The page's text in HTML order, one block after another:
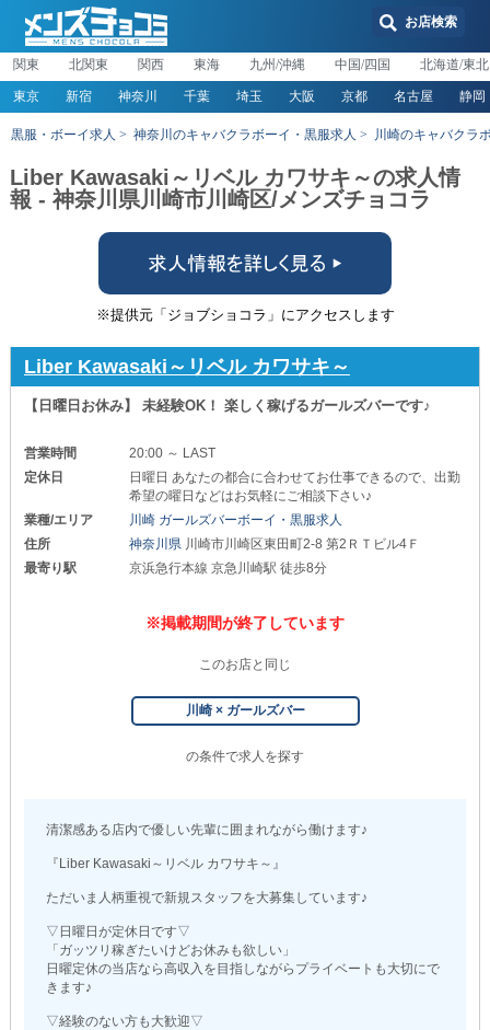
お店検索
関東 北関東 関西 東海 九州/沖縄 中国/四国 北海道/東北
東京 新宿 神奈川 千葉 埼玉 大阪 京都 名古屋 静岡
黒服・ボーイ求人 神奈川のキャバクラボーイ・黒服求人 川崎のキャバクラ
Liber Kawasaki～リベル カワサキ～の求人情
報 - 神奈川県川崎市川崎区/メンズチョコラ
※提供元「ジョブショコラ」にアクセスします
Liber Kawasaki～リベル カワサキ～
【日曜日お休み】 未経験OK！ 楽しく稼げるガールズバーです♪
営業時間
20:00 ～ LAST
定休日
日曜日 あなたの都合に合わせてお仕事できるので、出勤
希望の曜日などはお気軽にご相談下さい♪
業種/エリア
川崎 ガールズバーボーイ・黒服求人
住所
神奈川県 川崎市川崎区東田町2-8 第2ＲＴビル4Ｆ
最寄り駅
京浜急行本線 京急川崎駅 徒歩8分
※掲載期間が終了しています
このお店と同じ
川崎 × ガールズバー
の条件で求人を探す
清潔感ある店内で優しい先輩に囲まれながら働けます♪
『Liber Kawasaki～リベル カワサキ～』
ただいま人柄重視で新規スタッフを大募集しています♪
▽日曜日が定休日です▽
「ガッツリ稼ぎたいけどお休みも欲しい」
日曜定休の当店なら高収入を目指しながらプライベートも大切にで
きます♪
▽経験のない方も大歓迎▽